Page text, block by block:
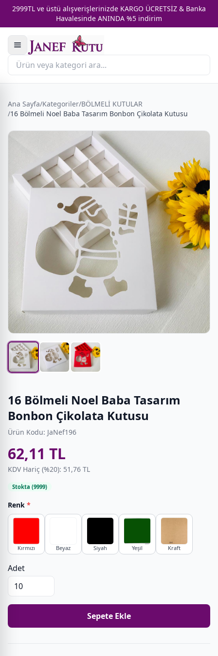
2999TL ve üstü alışverişlerinizde KARGO ÜCRETSİZ & Banka
Havalesinde ANINDA %5 indirim
Ana Sayfa/Kategoriler/BÖLMELİ KUTULAR
/16 Bölmeli Noel Baba Tasarım Bonbon Çikolata Kutusu
16 Bölmeli Noel Baba Tasarım
Bonbon Çikolata Kutusu
Ürün Kodu: JaNef196
62,11 TL
KDV Hariç (%20): 51,76 TL
Stokta (9999)
Renk *
Kırmızı Beyaz Siyah Yeşil Kraft
Adet
Sepete Ekle